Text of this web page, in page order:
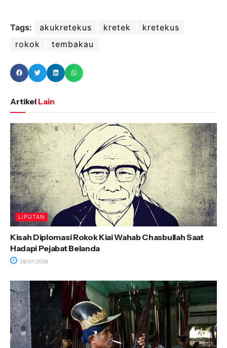
Tags: akukretekus kretek
kretekus
rokok
tembakau
Artikel Lain
LIPUTAN
Kisah Diplomasi Rokok Kiai Wahab Chasbullah Saat
Hadapi Pejabat Belanda
28/07/2026